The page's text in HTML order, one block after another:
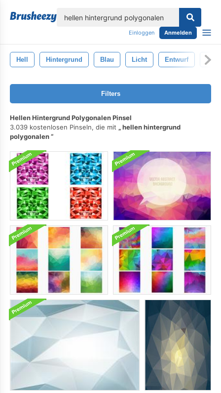
Einloggen Anmelden
Hell Hintergrund Blau Licht Entwurf
Filters
Hellen Hintergrund Polygonalen Pinsel
3.039 kostenlosen Pinseln, die mit
hellen hintergrund
polygonalen